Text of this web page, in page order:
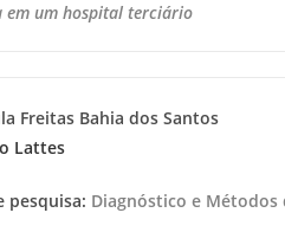
em um hospital terciário
Freitas Bahia dos Santos
Lattes
pesquisa: Diagnóstico e Métodos